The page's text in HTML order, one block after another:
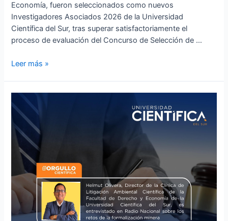
Economía, fueron seleccionados como nuevos
Investigadores Asociados 2026 de la Universidad
Científica del Sur, tras superar satisfactoriamente el
proceso de evaluación del Concurso de Selección de …
Leer más »
Helmut
Olivera,
Director
de
Clínica
Litigación
Ambiental
Científica
de